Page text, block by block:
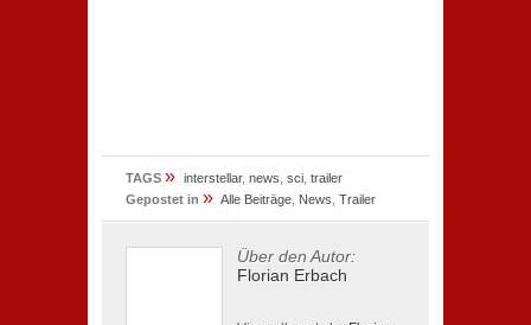
TAGS » interstellar, news sci trailer
Gepostet in » Alle Beiträge News Trailer
Über den Autor:
Florian Erbach